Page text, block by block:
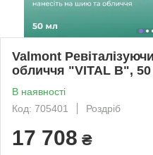
Valmont
обличчя "VITAL B",
В наявності
Код: 705401
Роздріб
17 708 ₴